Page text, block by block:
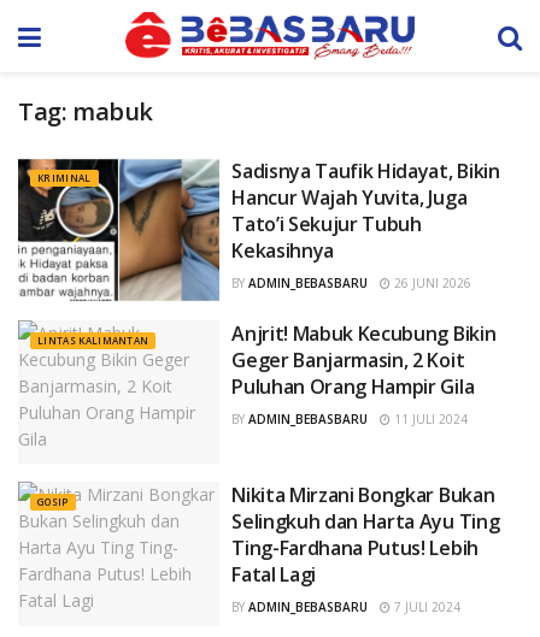
Tag: mabuk
KRIMINAL
Sadisnya Taufik Hidayat, Bikin
Hancur Wajah Yuvita, Juga
Tato’i Sekujur Tubuh
Kekasihnya
BY ADMIN_BEBASBARU 26 JUNI 2026
LINTAS KALIMANTAN
Anjrit! Mabuk Kecubung Bikin
Geger Banjarmasin, 2 Koit
Puluhan Orang Hampir Gila
BY ADMIN_BEBASBARU 11 JULI 2024
GOSIP
Nikita Mirzani Bongkar Bukan
Selingkuh dan Harta Ayu Ting
Ting-Fardhana Putus! Lebih
Fatal Lagi
BY ADMIN_BEBASBARU 7 JULI 2024